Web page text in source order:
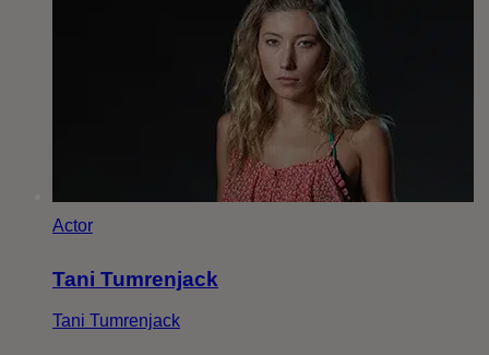
Actor
Tani Tumrenjack
Tani Tumrenjack